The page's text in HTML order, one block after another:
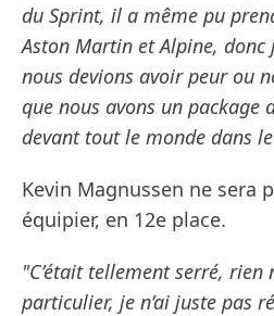
du Sprint, il a même pu
Aston Martin et Alpine, donc
nous devions avoir peur ou
que nous avons un package
devant tout le monde dans
Kevin Magnussen ne sera
équipier, en 12e place.
"C’était tellement serré, rien
particulier, je n’ai juste pas